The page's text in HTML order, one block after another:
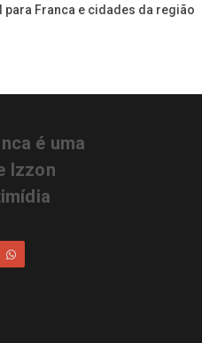
para Franca e cidades da região
é uma
Izzon